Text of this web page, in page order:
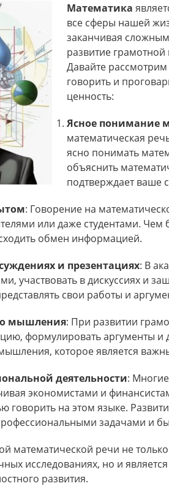
Математика
все сферы нашей
заканчивая
развитие
Давайте
говорить и
ценность:
Ясное понимание
математическая
ясно понимать
объяснить
подтверждает ваше
: Говорение на
или даже студентами.
обмен информацией.
и презентациях: В
участвовать в дискуссиях и
свои работы и
мышления: При развитии
формулировать аргументы и
которое является
деятельности:
экономистами и
говорить на этом языке.
задачами и
математической речи не
исследованиях, но и
развития.